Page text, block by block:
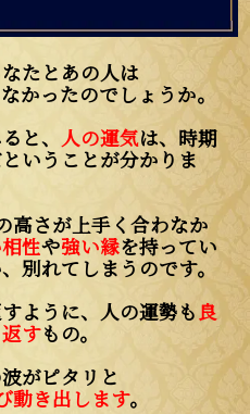
たとあの人は
かったのでしょうか。
と、 人の運気は、時期
いうことが分かりま
高さが上手く合わなか
性や強い縁を持ってい
別れてしまうのです。
ように、人の運勢も良
すもの。
がピタリと
動き出します。